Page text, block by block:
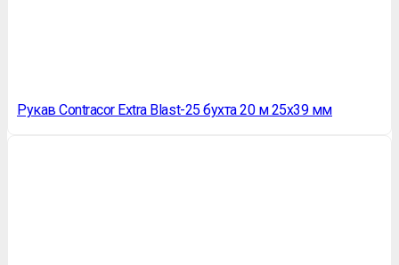
Рукав Contracor Extra Blast-25 бухта 20 м 25х39 мм